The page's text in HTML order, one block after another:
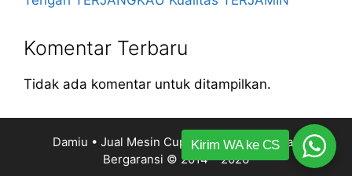
Komentar Terbaru
Tidak ada komentar untuk ditampilkan.
Damiu • Jual Mesin Cup Sealer Harga Murah
Bergaransi © 2014 – 2026
Kirim WA ke CS